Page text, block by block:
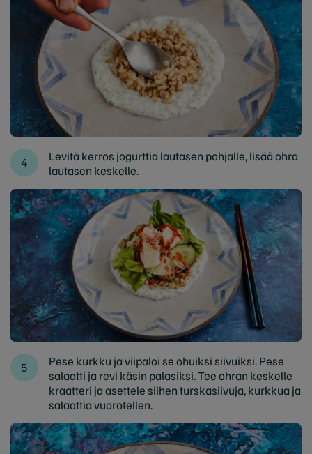
Levitä kerros jogurttia lautasen pohjalle, lisää ohra
lautasen keskelle.
Pese kurkku ja viipaloi se ohuiksi siivuiksi. Pese
salaatti ja revi käsin palasiksi. Tee ohran keskelle
kraatteri ja asettele siihen turskasiivuja, kurkkua ja
salaattia vuorotellen.